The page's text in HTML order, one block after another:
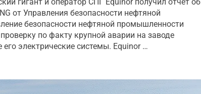
от Управления безопасности нефтяной
безопасности нефтяной промышленности
по факту крупной аварии на заводе
электрические системы. Equinor …